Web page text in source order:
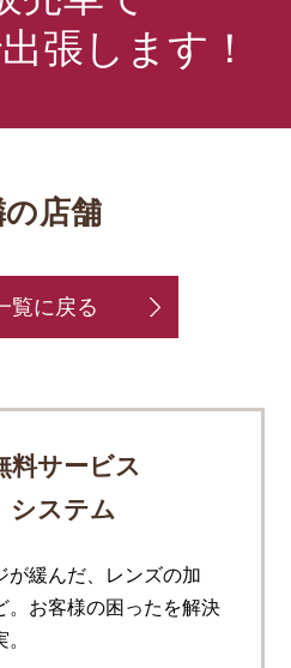
張します！
店舗
覧に戻る
料サービス
システム
が緩んだ、レンズの加
。お客様の困ったを解決